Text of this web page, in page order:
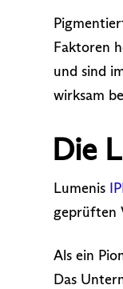
Faktoren
und sind
wirksam
Die
Lumenis
geprüften
Als ein
Das